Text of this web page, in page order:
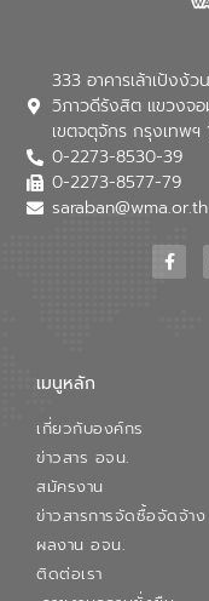
333 อาคารเล้าเป้งง้
วิภาวดีรังสิต แขวงจ
เขตจตุจักร กรุงเทพฯ
0-2273-8530-39
0-2273-8577-79
saraban@wma.or.th
เมนูหลัก
เกี่ยวกับองค์กร
ข่าวสาร อจน.
สมัครงาน
ข่าวสารการจัดซื้อจัดจ้าง
ผลงาน อจน.
ติดต่อเรา